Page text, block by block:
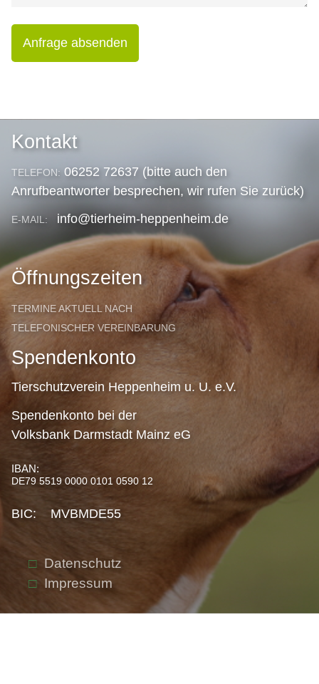
Anfrage absenden
Kontakt
TELEFON: 06252 72637 (bitte auch den
Anrufbeantworter besprechen, wir rufen Sie zurück)
E-MAIL: info@tierheim-heppenheim.de
Öffnungszeiten
TERMINE AKTUELL NACH
TELEFONISCHER VEREINBARUNG
Spendenkonto
Tierschutzverein Heppenheim u. U. e.V.
Spendenkonto bei der
Volksbank Darmstadt Mainz eG
IBAN:
DE79 5519 0000 0101 0590 12
BIC: MVBMDE55
Datenschutz
Impressum